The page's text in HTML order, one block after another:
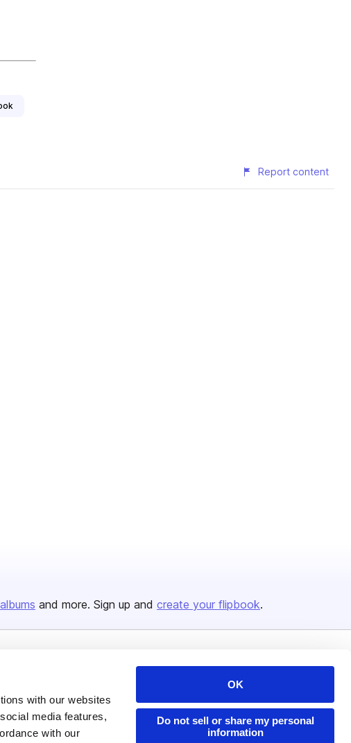
with our websites
media features,
with our
OK
Do not sell or share my personal
information
Report content
and more. Sign up and create your flipbook.
Content Types
Features
Flipbook
Publisher Directory
Redeem Code